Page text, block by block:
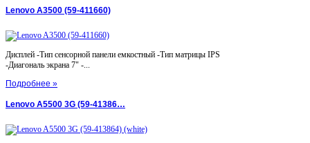
Lenovo A3500 (59-411660)
Дисплей -Тип сенсорной панели емкостный -Тип матрицы IPS
-Диагональ экрана 7" -...
Подробнее »
Lenovo A5500 3G (59-41386…